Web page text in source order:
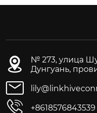
№ 273, улица
Дунгуань,
+8618576843539